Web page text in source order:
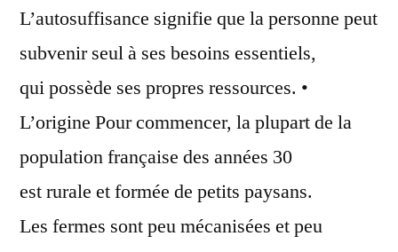
L’autosuffisance signifie que la personne peut
subvenir seul à ses besoins essentiels,
qui possède ses propres ressources. •
L’origine Pour commencer, la plupart de la
population française des années 30
est rurale et formée de petits paysans.
Les fermes sont peu mécanisées et peu